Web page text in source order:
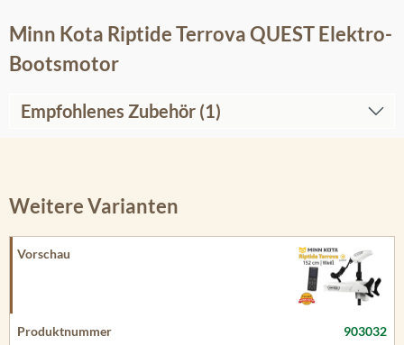
Minn Kota Riptide Terrova QUEST Elektro-
Bootsmotor
Empfohlenes Zubehör (1)
Weitere Varianten
903032